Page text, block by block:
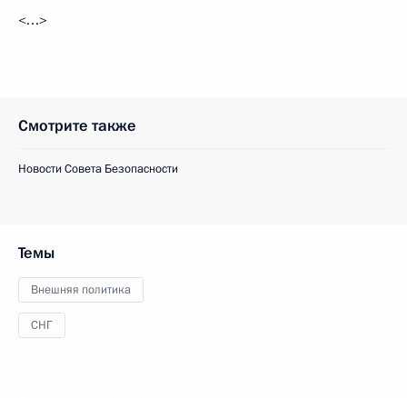
<…>
Смотрите также
Новости Совета Безопасности
Темы
Внешняя политика
СНГ